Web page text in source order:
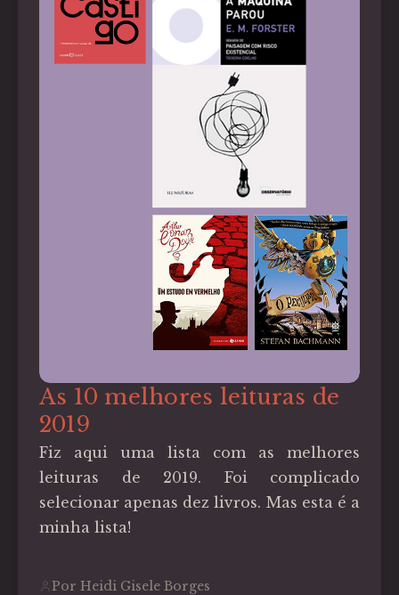
As 10 melhores leituras de
2019
Fiz aqui uma lista com as melhores
leituras de 2019. Foi complicado
selecionar apenas dez livros. Mas esta é a
minha lista!
Por Heidi Gisele Borges